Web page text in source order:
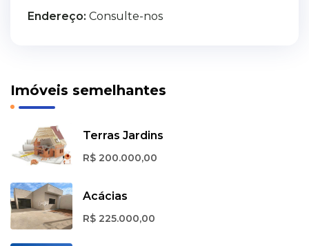
Endereço: Consulte-nos
Imóveis semelhantes
Terras Jardins
R$ 200.000,00
Acácias
R$ 225.000,00